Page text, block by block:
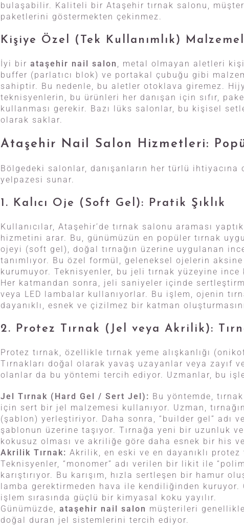
bulaşabilir. Kaliteli bir Ataşehir tırnak salonu,
paketlerini göstermekten çekinmez.
Kişiye Özel (Tek Kullanımlık)
İyi bir ataşehir nail salon , metal olmayan aletleri
buffer (parlatıcı blok) ve portakal çubuğu gibi
sahiptir. Bu nedenle, bu aletler otoklava giremez.
teknisyenlerin, bu ürünleri her danışan için sıfır,
kullanması gerekir. Bazı lüks salonlar, bu kişisel
olarak saklar.
Ataşehir Nail Salon Hizmetleri:
Bölgedeki salonlar, danışanların her türlü
yelpazesi sunar.
1. Kalıcı Oje (Soft Gel): Pratik Şıklık
Kullanıcılar, Ataşehir’de tırnak salonu araması
hizmetini arar. Bu, günümüzün en popüler tırnak
ojeyi (soft gel), doğal tırnağın üzerine uygulanan
tanımlıyor. Bu özel formül, geleneksel ojelerin
kurumuyor. Teknisyenler, bu jeli tırnak yüzeyine
Her katmandan sonra, jeli saniyeler içinde
veya LED lambalar kullanıyorlar. Bu işlem, ojenin
dayanıklı, esnek ve çizilmez bir katman
2. Protez Tırnak (Jel veya Akrilik):
Protez tırnak, özellikle tırnak yeme alışkanlığı
Tırnakları doğal olarak yavaş uzayanlar veya zayıf
olanlar da bu yöntemi tercih ediyor. Uzmanlar, bu
Jel Tırnak (Hard Gel / Sert Jel): Bu yöntemde,
için sert bir jel malzemesi kullanıyor. Uzman,
(şablon) yerleştiriyor. Daha sonra, “builder gel” adı
şablonun üzerine taşıyor. Tırnağa yeni bir uzunluk
kokusuz olması ve akriliğe göre daha esnek bir his
Akrilik Tırnak: Akrilik, en eski ve en dayanıklı protez
Teknisyenler, “monomer” adı verilen bir likit ile
karıştırıyor. Bu karışım, hızla sertleşen bir hamur
lamba gerektirmeden hava ile kendiliğinden kuruyor.
işlem sırasında güçlü bir kimyasal koku yayılır.
Günümüzde, ataşehir nail salon müşterileri
doğal duran jel sistemlerini tercih ediyor.